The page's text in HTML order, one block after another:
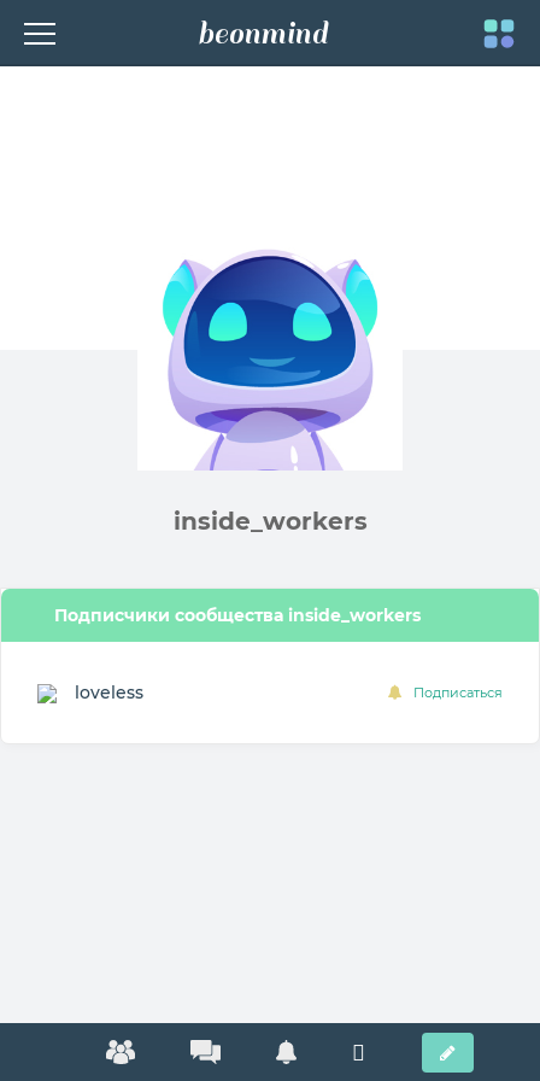
Toggle
beonmind
inside_workers
Подписчики сообщества inside_workers
loveless Подписаться